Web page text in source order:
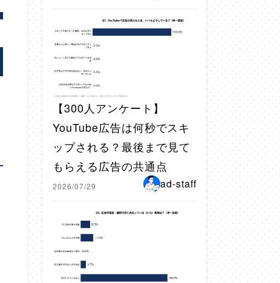
【300人アンケート】
YouTube広告は何秒でスキ
ップされる？最後まで見て
もらえる広告の共通点
2026/07/29 ad-staff